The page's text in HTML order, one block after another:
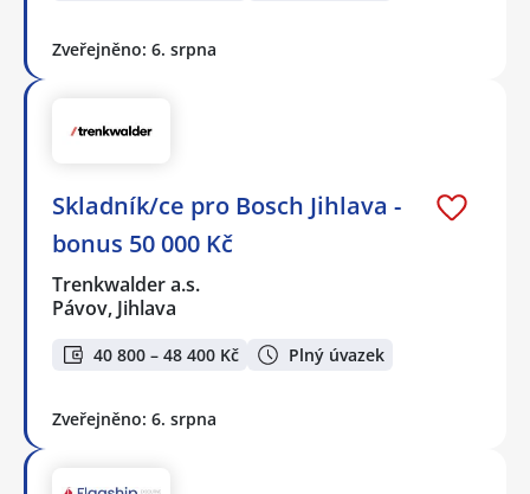
Zveřejněno: 6. srpna
Skladník/ce pro Bosch Jihlava -
bonus 50 000 Kč
Trenkwalder a.s.
Pávov, Jihlava
40 800 – 48 400 Kč Plný úvazek
Zveřejněno: 6. srpna